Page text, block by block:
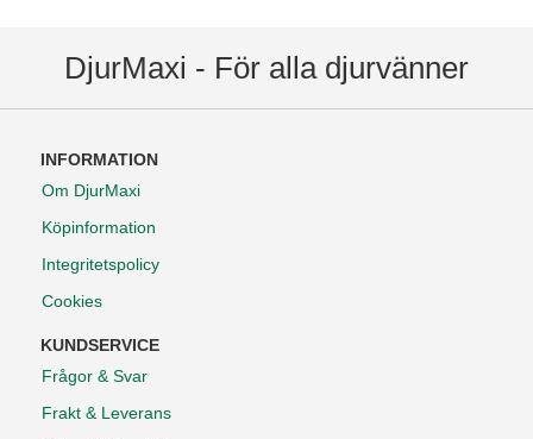
DjurMaxi - För alla djurvänner
INFORMATION
Om DjurMaxi
Köpinformation
Integritetspolicy
Cookies
KUNDSERVICE
Frågor & Svar
Frakt & Leverans